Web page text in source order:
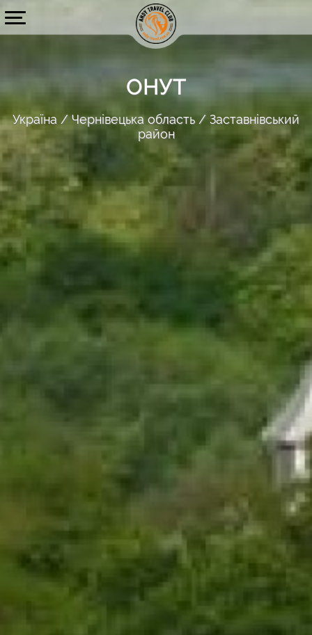
ОНУТ
Україна Чернівецька область
Заставнівський
район